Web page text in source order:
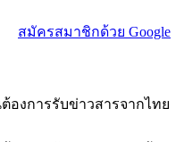
สมัครสมาชิกด้วย Google
องการรับข่าวสารจากไทย